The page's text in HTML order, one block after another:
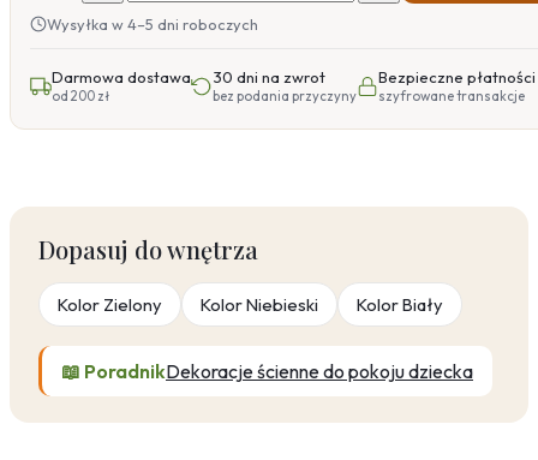
Wysyłka w 4–5 dni roboczych
Darmowa dostawa
od 200 zł
30 dni na zwrot
bez podania przyczyny
Bezpieczne płatności
szyfrowane transakcje
Dopasuj do wnętrza
Kolor Zielony Kolor Niebieski Kolor Biały
📖 PoradnikDekoracje ścienne do pokoju dziecka